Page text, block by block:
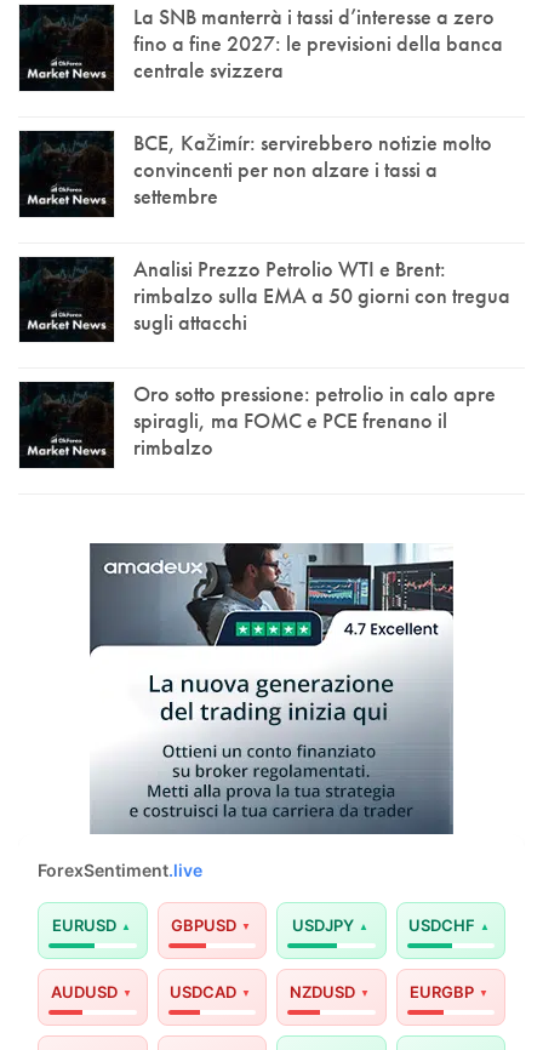
La SNB manterrà i tassi d’interesse a zero
fino a fine 2027: le previsioni della banca
centrale svizzera
BCE, Kažimír: servirebbero notizie molto
convincenti per non alzare i tassi a
settembre
Analisi Prezzo Petrolio WTI e Brent:
rimbalzo sulla EMA a 50 giorni con tregua
sugli attacchi
Oro sotto pressione: petrolio in calo apre
spiragli, ma FOMC e PCE frenano il
rimbalzo
ForexSentiment.live
EURUSD GBPUSD USDJPY USDCHF
AUDUSD USDCAD NZDUSD EURGBP